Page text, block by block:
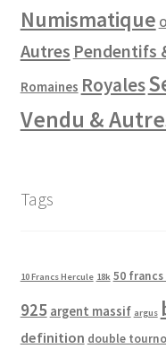
Numismatique
Autres Pendentifs
Romaines Royales
Vendu &
Tags
10 Francs Hercule 18k 50
925 argent massif argus
definition double